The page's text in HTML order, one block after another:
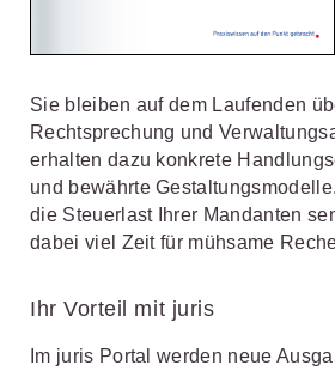
Sie bleiben auf dem Laufenden
Rechtsprechung und
erhalten dazu konkrete
und bewährte
die Steuerlast Ihrer Mandanten
dabei viel Zeit für mühsame
Ihr Vorteil mit juris
Im juris Portal werden neue